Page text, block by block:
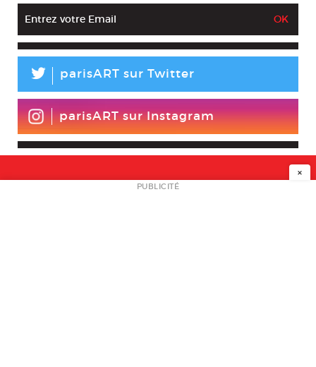
L parisART sur Twitter
parisART sur Instagram
NEWSLETTER
×
PUBLICITÉ